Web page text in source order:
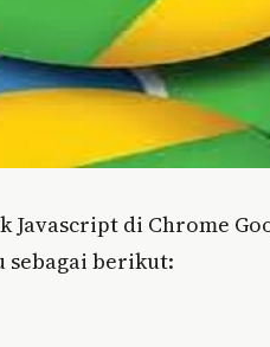
Javascript di Chrome
sebagai berikut: